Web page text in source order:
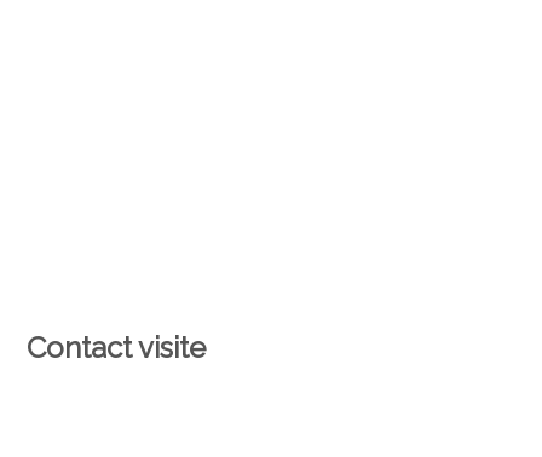
Contact visite